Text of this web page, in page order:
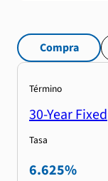
Compra
Término
30-Year Fixed
Tasa
6.625%